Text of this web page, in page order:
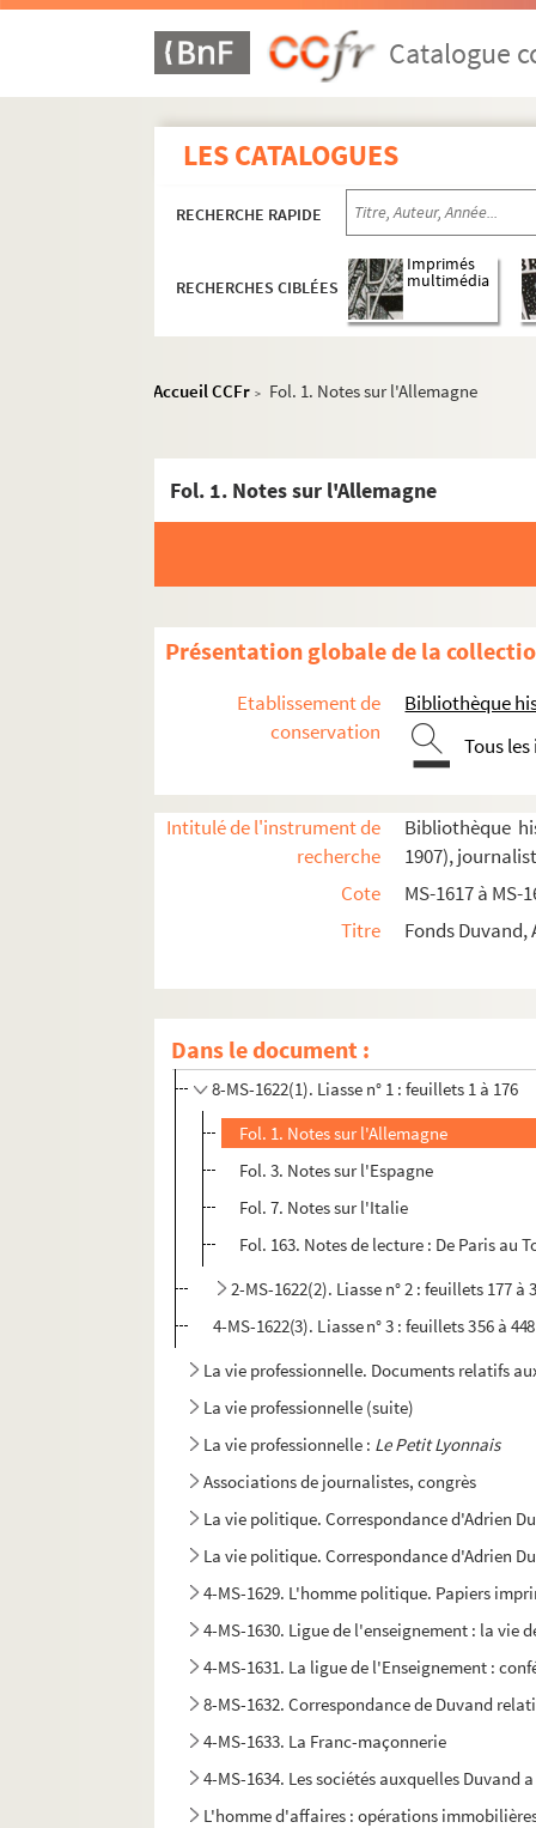
Catalogue
LES CATALOGUES
RECHERCHE RAPIDE
RECHERCHES CIBLÉES
Imprimés
multimédia
Accueil CCFr > Fol. 1. Notes sur l'Allemagne
Fol. 1. Notes sur l'Allemagne
Présentation globale de la
Etablissement de
conservation
Bibliothèque
Tous
Intitulé de l'instrument de
recherche
Bibliothèque
1907),
Cote
MS-1617 à MS-
Titre
Fonds
Dans le document :
Les filles de Jahel
Notes prises au cours de voyages ou de lectures
8-MS-1622(1). Liasse n° 1 : feuillets 1 à 176
Fol. 1. Notes sur l'Allemagne
Fol. 3. Notes sur l'Espagne
Fol. 7. Notes sur l'Italie
Fol. 163. Notes de lecture : De Paris au
2-MS-1622(2). Liasse n° 2 : feuillets 177 à
4-MS-1622(3). Liasse n° 3 : feuillets 356 à
La vie professionnelle. Documents relatifs
La vie professionnelle (suite)
La vie professionnelle : Le Petit Lyonnais
Associations de journalistes, congrès
La vie politique. Correspondance d'Adrien
La vie politique. Correspondance d'Adrien
4-MS-1629. L'homme politique. Papiers
4-MS-1630. Ligue de l'enseignement : la vie
4-MS-1631. La ligue de l'Enseignement :
8-MS-1632. Correspondance de Duvand
4-MS-1633. La Franc-maçonnerie
4-MS-1634. Les sociétés auxquelles
L'homme d'affaires : opérations